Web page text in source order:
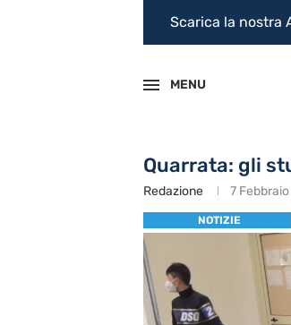
Scarica la nostra
MENU
Quarrata: gli
Redazione 7
NOTIZIE